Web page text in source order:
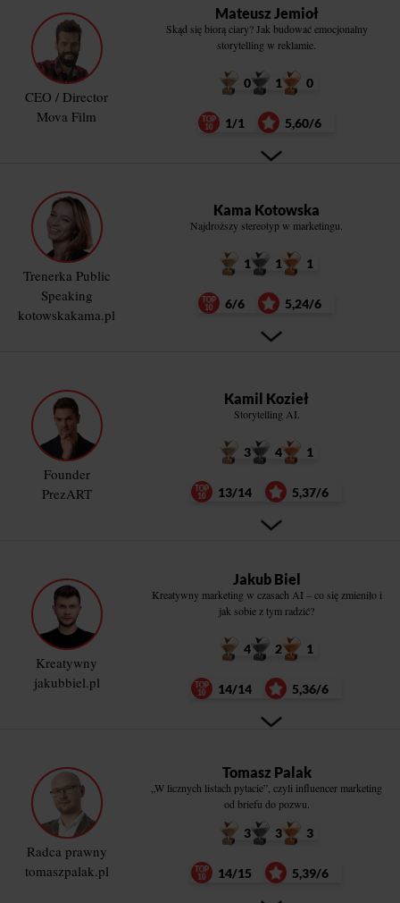
CEO / Director
Mova Film
Mateusz Jemioł
Skąd się biorą ciary? Jak budować emocjonalny
storytelling w reklamie.
0 1 0
1/1 5,60/6
Trenerka Public
Speaking
kotowskakama.pl
Kama Kotowska
Najdroższy stereotyp w marketingu.
1 1 1
6/6 5,24/6
Founder
PrezART
Kamil Kozieł
Storytelling AI.
3 4 1
13/14 5,37/6
Kreatywny
jakubbiel.pl
Jakub Biel
Kreatywny marketing w czasach AI – co się zmieniło i
jak sobie z tym radzić?
4 2 1
14/14 5,36/6
Radca prawny
tomaszpalak.pl
Tomasz Palak
„W licznych listach pytacie”, czyli influencer marketing
od briefu do pozwu.
3 3 3
14/15 5,39/6